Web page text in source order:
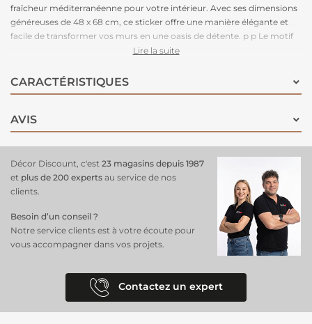
fraîcheur méditerranéenne pour votre intérieur. Avec ses dimensions
généreuses de 48 x 68 cm, ce sticker offre une manière élégante et
facile de transformer vos murs en une oasis de détente. p p Le motif
de citronnier beige apporte une atmosphère lumineuse et vivifiante à
Lire la suite
CARACTÉRISTIQUES
AVIS
Décor Discount, c'est 23 magasins depuis 1987
et plus de 200 experts au service de nos
clients.
Besoin d’un conseil ?
Notre service clients est à votre écoute pour
vous accompagner dans vos projets.
Contactez un expert